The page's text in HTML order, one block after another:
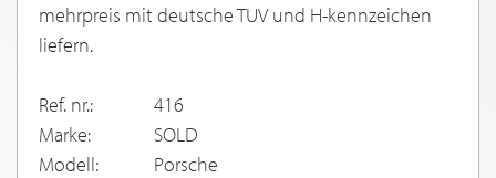
mehrpreis mit deutsche TUV und H-kennzeichen
liefern.
Ref. nr.:
416
Marke:
SOLD
Modell:
Porsche